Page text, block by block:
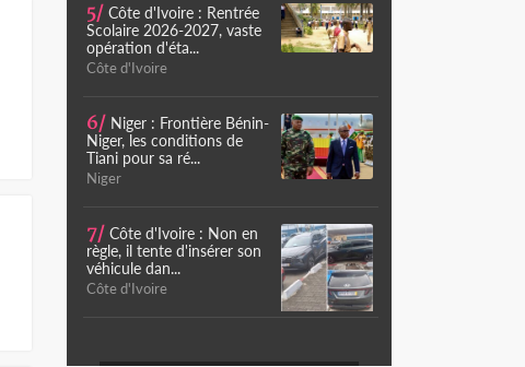
5/ Côte d'Ivoire : Rentrée
Scolaire 2026-2027, vaste
opération d'éta...
Côte d'Ivoire
6/ Niger : Frontière Bénin-
Niger, les conditions de
Tiani pour sa ré...
Niger
7/ Côte d'Ivoire : Non en
règle, il tente d'insérer son
véhicule dan...
Côte d'Ivoire